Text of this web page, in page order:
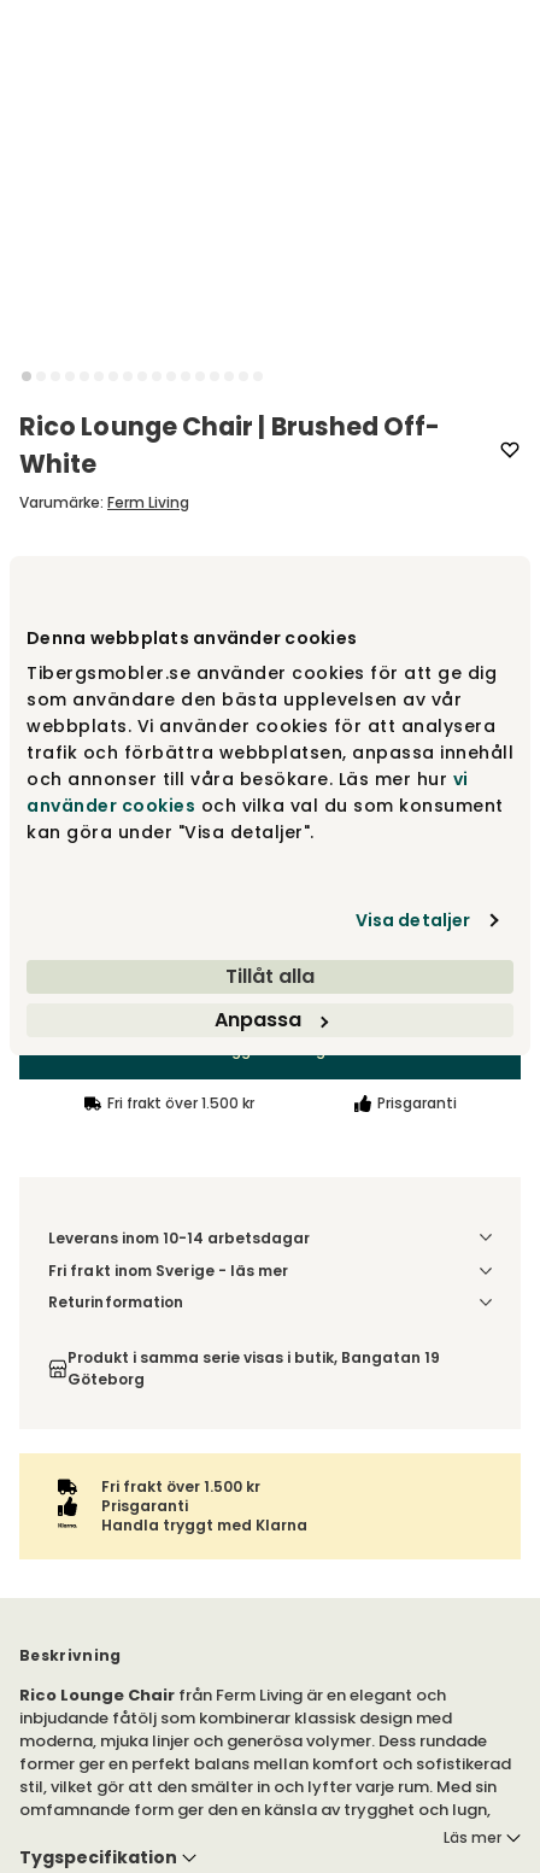
Denna webbplats använder cookies
Tibergsmobler.se använder cookies för att ge dig
som användare den bästa upplevelsen av vår
webbplats. Vi använder cookies för att analysera
trafik och förbättra webbplatsen, anpassa innehåll
och annonser till våra besökare. Läs mer hur vi
använder cookies och vilka val du som konsument
kan göra under "Visa detaljer".
Visa detaljer
Tillåt alla
Anpassa
Rico Lounge Chair | Brushed Off-
White
Varumärke: Ferm Living
Brushed | Off-White
Brushed | Warm Grey 21 875 kr
21 875 kr
Fri frakt över 1.500 kr Prisgaranti
Leverans inom 10-14 arbetsdagar
Fri frakt inom Sverige - läs mer
Denna vara skickas till din port/tomtgräns. Innan leverans
ordern tillsammans.
Returinformation
order, enligt distansavtalslagen.
Produkt i samma serie visas i butik, Bangatan 19
Göteborg
Fri frakt över 1.500 kr
Prisgaranti
Handla tryggt med Klarna
Beskrivning
Rico Lounge Chair från Ferm Living är en elegant och
inbjudande fåtölj som kombinerar klassisk design med
moderna, mjuka linjer och generösa volymer. Dess rundade
former ger en perfekt balans mellan komfort och sofistikerad
stil, vilket gör att den smälter in och lyfter varje rum. Med sin
omfamnande form ger den en känsla av trygghet och lugn,
Läs mer
Tygspecifikation